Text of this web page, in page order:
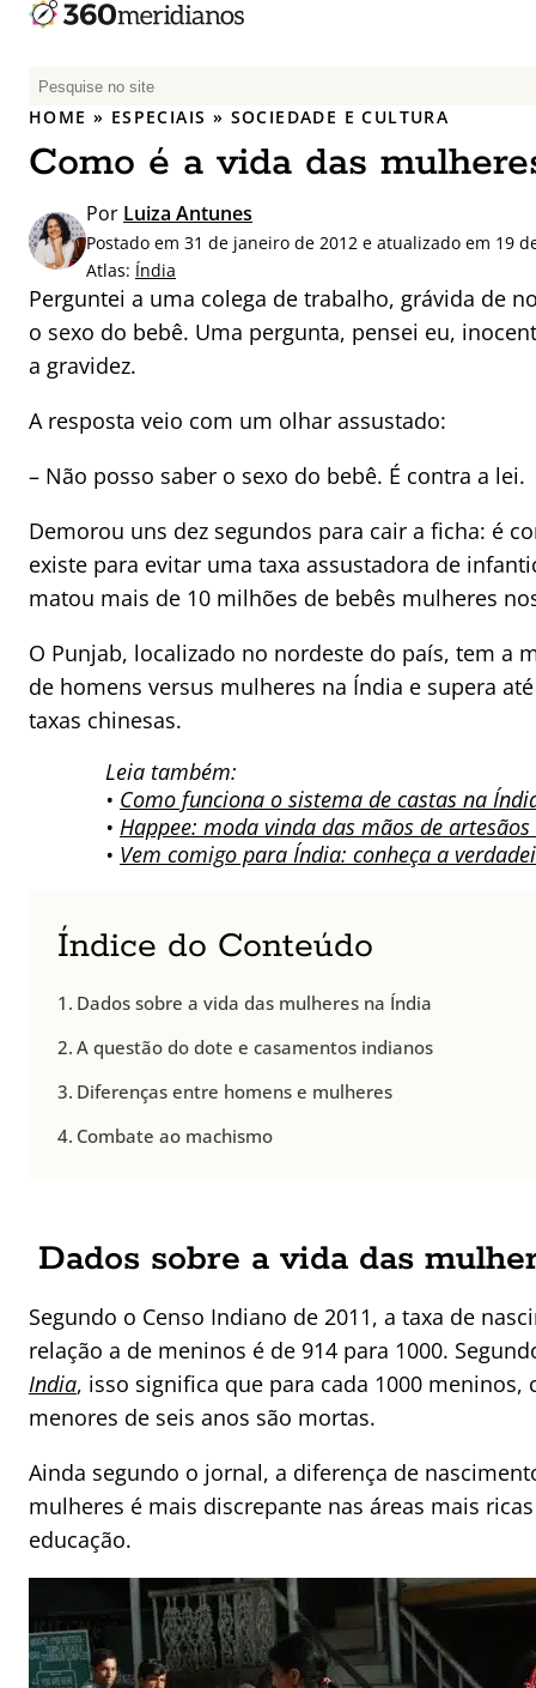
P
e
q
i
s
r
p
o
:
HOME » ESPECIAIS » SOCIEDADE E CULTURA
Como é a vida das
Por Luiza Antunes
Postado em 31 de janeiro de 2012 e atualizado em 19
Atlas: Índia
Perguntei a uma colega de trabalho, grávida de
o sexo do bebê. Uma pergunta, pensei eu,
a gravidez.
A resposta veio com um olhar assustado:
– Não posso saber o sexo do bebê. É contra a lei.
Demorou uns dez segundos para cair a ficha: é
existe para evitar uma taxa assustadora de
matou mais de 10 milhões de bebês mulheres
O Punjab, localizado no nordeste do país, tem a
de homens versus mulheres na Índia e supera
taxas chinesas.
Leia também:
• Como funciona o sistema de castas na
• Happee: moda vinda das mãos de
• Vem comigo para Índia: conheça a
Índice do Conteúdo
Dados sobre a vida das mulheres na Índia
A questão do dote e casamentos indianos
Diferenças entre homens e mulheres
Combate ao machismo
Dados sobre a vida das
Segundo o Censo Indiano de 2011, a taxa de
relação a de meninos é de 914 para 1000.
India, isso significa que para cada 1000 meninos,
menores de seis anos são mortas.
Ainda segundo o jornal, a diferença de
mulheres é mais discrepante nas áreas mais
educação.